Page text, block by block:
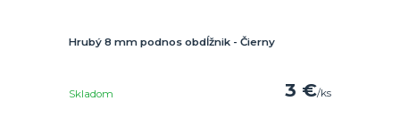
Hrubý 8 mm podnos obdĺžnik - Čierny
3 €/ks
Skladom